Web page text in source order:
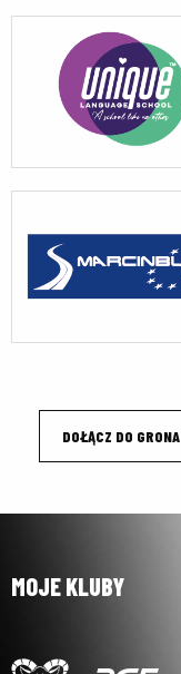
DOŁĄCZ DO
MOJE KLUBY